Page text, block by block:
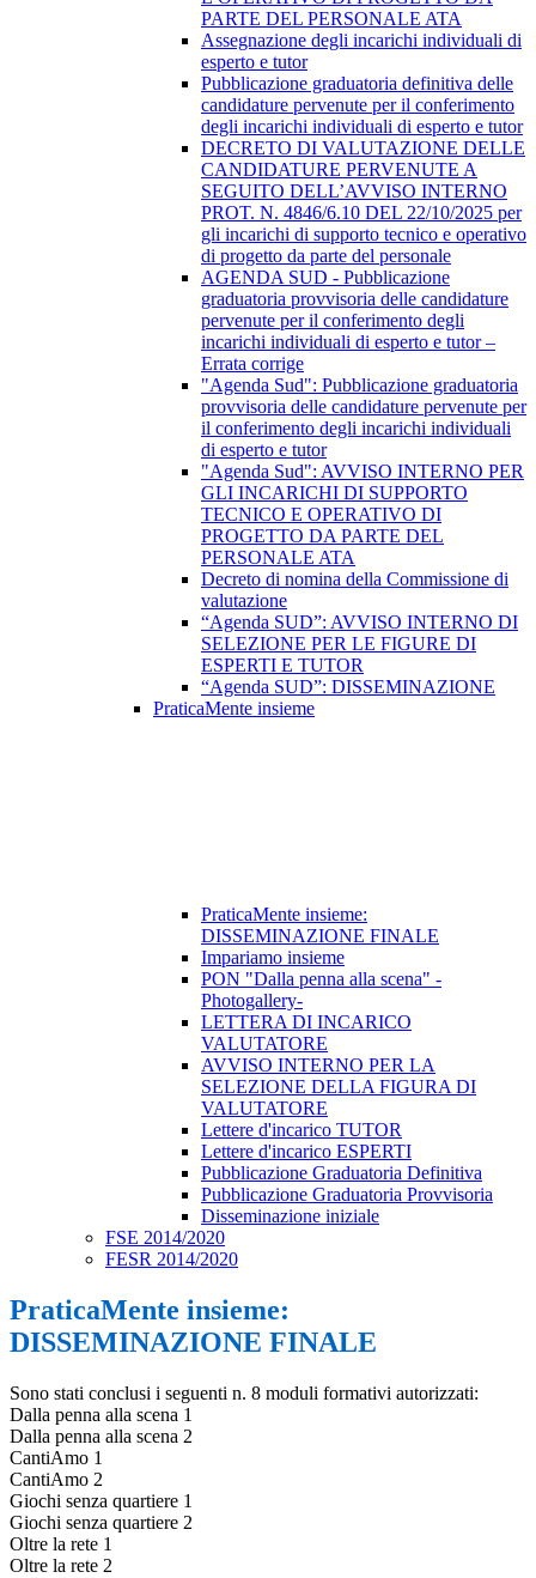
PARTE DEL PERSONALE ATA
Assegnazione degli incarichi individuali di
esperto e tutor
Pubblicazione graduatoria definitiva delle
candidature pervenute per il conferimento
degli incarichi individuali di esperto e tutor
DECRETO DI VALUTAZIONE DELLE
CANDIDATURE PERVENUTE A
SEGUITO DELL’AVVISO INTERNO
PROT. N. 4846/6.10 DEL 22/10/2025 per
gli incarichi di supporto tecnico e operativo
di progetto da parte del personale
AGENDA SUD - Pubblicazione
graduatoria provvisoria delle candidature
pervenute per il conferimento degli
incarichi individuali di esperto e tutor –
Errata corrige
"Agenda Sud": Pubblicazione graduatoria
provvisoria delle candidature pervenute per
il conferimento degli incarichi individuali
di esperto e tutor
"Agenda Sud": AVVISO INTERNO PER
GLI INCARICHI DI SUPPORTO
TECNICO E OPERATIVO DI
PROGETTO DA PARTE DEL
PERSONALE ATA
Decreto di nomina della Commissione di
valutazione
“Agenda SUD”: AVVISO INTERNO DI
SELEZIONE PER LE FIGURE DI
ESPERTI E TUTOR
“Agenda SUD”: DISSEMINAZIONE
PraticaMente insieme
PraticaMente insieme:
DISSEMINAZIONE FINALE
Impariamo insieme
PON "Dalla penna alla scena" -
Photogallery-
LETTERA DI INCARICO
VALUTATORE
AVVISO INTERNO PER LA
SELEZIONE DELLA FIGURA DI
VALUTATORE
Lettere d'incarico TUTOR
Lettere d'incarico ESPERTI
Pubblicazione Graduatoria Definitiva
Pubblicazione Graduatoria Provvisoria
Disseminazione iniziale
FSE 2014/2020
FESR 2014/2020
PraticaMente insieme:
DISSEMINAZIONE FINALE
Sono stati conclusi i seguenti n. 8 moduli formativi autorizzati:
Dalla penna alla scena 1
Dalla penna alla scena 2
CantiAmo 1
CantiAmo 2
Giochi senza quartiere 1
Giochi senza quartiere 2
Oltre la rete 1
Oltre la rete 2